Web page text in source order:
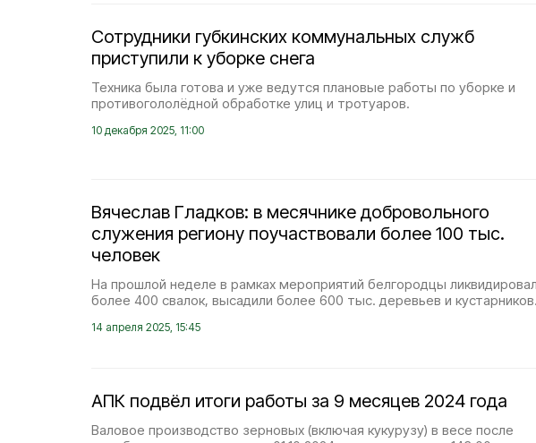
Сотрудники губкинских коммунальных служб
приступили к уборке снега
Техника была готова и уже ведутся плановые работы по уборке и
противогололёдной обработке улиц и тротуаров.
10 декабря 2025, 11:00
Вячеслав Гладков: в месячнике добровольного
служения региону поучаствовали более 100 тыс.
человек
На прошлой неделе в рамках мероприятий белгородцы
более 400 свалок, высадили более 600 тыс. деревьев и кустарников.
14 апреля 2025, 15:45
АПК подвёл итоги работы за 9 месяцев 2024 года
Валовое производство зерновых (включая кукурузу) в весе после